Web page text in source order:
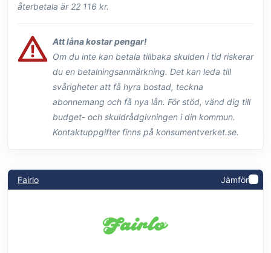
återbetala är 22 116 kr.
Att låna kostar pengar!
Om du inte kan betala tillbaka skulden i tid riskerar
du en betalningsanmärkning. Det kan leda till
svårigheter att få hyra bostad, teckna
abonnemang och få nya lån. För stöd, vänd dig till
budget- och skuldrådgivningen i din kommun.
Kontaktuppgifter finns på konsumentverket.se.
Fairlo Jämför